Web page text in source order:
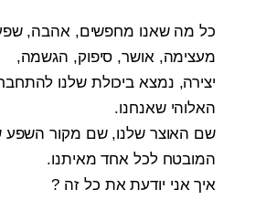
כל מה שאנו מחפשים, אהבה, שפע
מעצימה, אושר, סיפוק, הגשמה,
יצירה, נמצא ביכולת שלנו
האלוהי שאנחנו.
שם האוצר שלנו, שם מקור השפע
המובטח לכל אחד מאיתנו.
איך אני יודעת את כל זה ?